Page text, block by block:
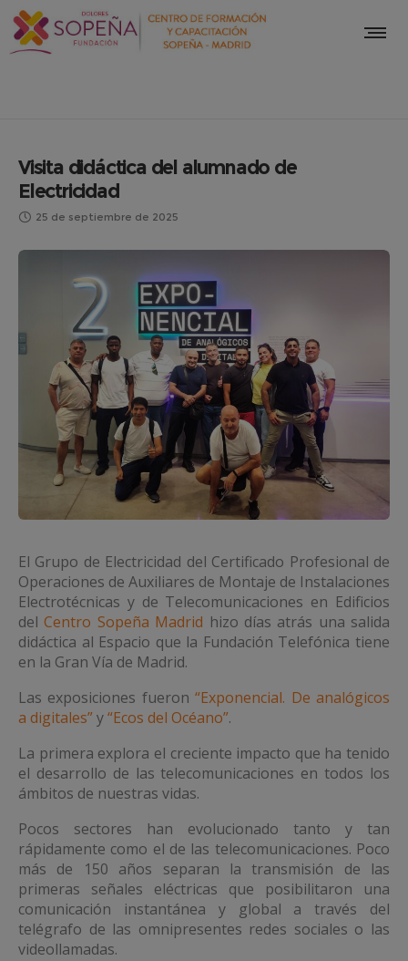
Visita didáctica del alumnado de
Electricidad
25 de septiembre de 2025
El Grupo de Electricidad del Certificado Profesional de
Operaciones de Auxiliares de Montaje de Instalaciones
Electrotécnicas y de Telecomunicaciones en Edificios
delCentro Sopeña Madrid hizo días atrás una salida
didáctica al Espacio que la Fundación Telefónica tiene
en la Gran Vía de Madrid.
Las exposiciones fueron“Exponencial. De analógicos
a digitales”y“Ecos del Océano”.
La primera explora el creciente impacto que ha tenido
el desarrollo de las telecomunicaciones en todos los
ámbitos de nuestras vidas.
Pocos sectores han evolucionado tanto y tan
rápidamente como el de las telecomunicaciones. Poco
más de 150 años separan la transmisión de las
primeras señales eléctricas que posibilitaron una
comunicación instantánea y global a través del
telégrafo de las omnipresentes redes sociales o las
videollamadas.